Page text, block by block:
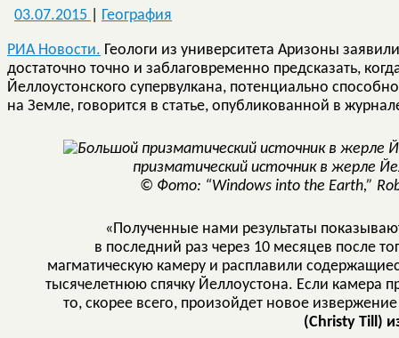
03.07.2015 География
РИА Новости. Геологи из университета Аризоны
достаточно точно и заблаговременно предсказать,
Йеллоустонского супервулкана, потенциально
на Земле, говорится в статье, опубликованной в
призматический источник в жерле
© Фото: “Windows into the Earth,”
«Полученные нами результаты
в последний раз через 10 месяцев после
магматическую камеру и расплавили
тысячелетнюю спячку Йеллоустона. Если камера
то, скорее всего, произойдет новое
(Christy Till)